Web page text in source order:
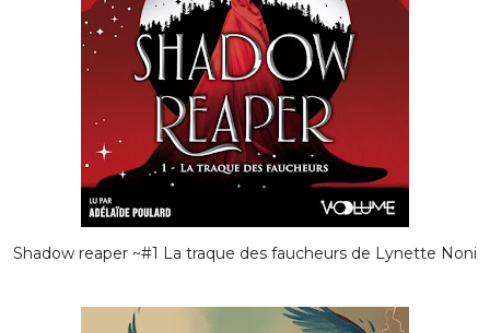
Shadow reaper ~#1 La traque des faucheurs de Lynette Noni